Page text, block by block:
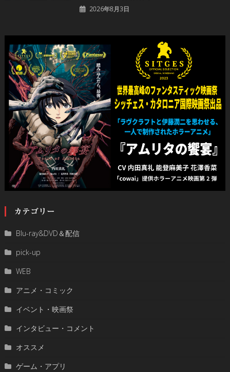
2026年8月3日
カテゴリー
Blu-ray&DVD＆配信
pick-up
WEB
アニメ・コミック
イベント・映画祭
インタビュー・コメント
オススメ
ゲーム・アプリ